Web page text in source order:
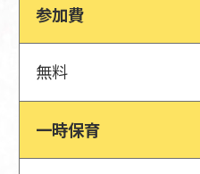
参加費
無料
一時保育